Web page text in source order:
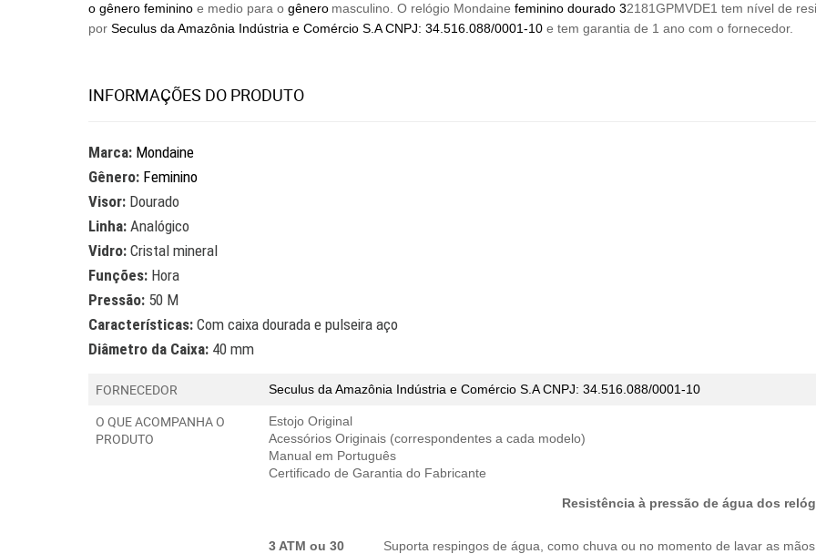
o gênero feminino e medio para o gênero masculino. O relógio Mondaine feminino dourado 32181GPMVDE1 tem nível de
por Seculus da Amazônia Indústria e Comércio S.A CNPJ: 34.516.088/0001-10 e tem garantia de 1 ano com o fornecedor.
INFORMAÇÕES DO PRODUTO
Marca: Mondaine
Gênero: Feminino
Visor: Dourado
Linha: Analógico
Vidro: Cristal mineral
Funções: Hora
Pressão: 50 M
Características: Com caixa dourada e pulseira aço
Diâmetro da Caixa: 40 mm
FORNECEDOR Seculus da Amazônia Indústria e Comércio S.A CNPJ: 34.516.088/0001-10
O QUE ACOMPANHA O
PRODUTO
Estojo Original
Acessórios Originais (correspondentes a cada modelo)
Manual em Português
Certificado de Garantia do Fabricante
Resistência à pressão de água dos
3 ATM ou 30
Suporta respingos de água, como chuva ou no momento de lavar as